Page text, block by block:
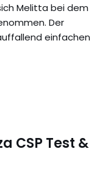
Melitta bei dem
Der
einfachen
CSP Test &